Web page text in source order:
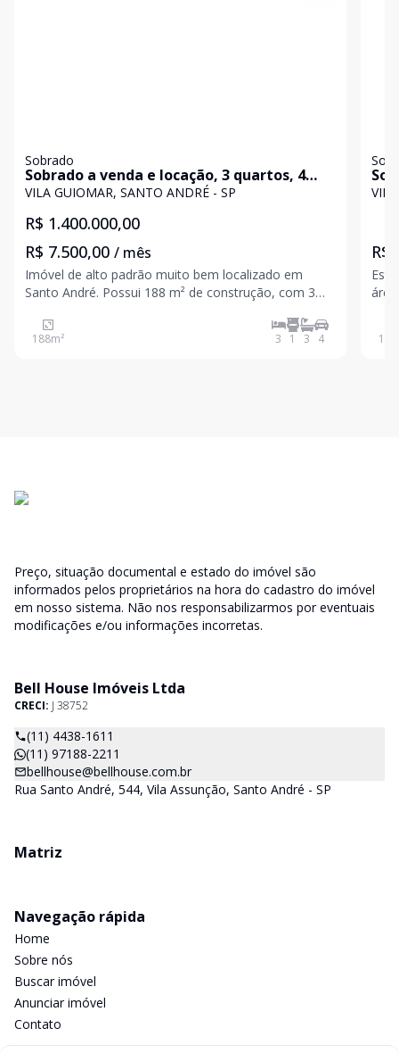
Sobrado
Sobrado a venda e locação, 3 quartos, 4
vagas - Vila Guiomar, Santo André
VILA GUIOMAR, SANTO ANDRÉ - SP
R$ 1.400.000,00
R$ 7.500,00 / mês
Imóvel de alto padrão muito bem localizado em
Santo André. Possui 188 m² de construção, com 3
com conceito aberto integrado com o espaço
gourmet, quintal com uma bela vista arborizada,
188m² 3 1 3 4
R$
146
Preço, situação documental e estado do imóvel são
informados pelos proprietários na hora do cadastro do imóvel
em nosso sistema. Não nos responsabilizarmos por eventuais
modificações e/ou informações incorretas.
Bell House Imóveis Ltda
CRECI: J 38752
(11) 4438-1611
(11) 97188-2211
bellhouse@bellhouse.com.br
Rua Santo André, 544, Vila Assunção, Santo André - SP
Matriz
Navegação rápida
Home
Sobre nós
Buscar imóvel
Anunciar imóvel
Contato